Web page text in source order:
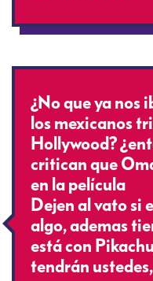
¿No que ya nos
los mexicanos
Hollywood?
critican que
en la película
Dejen al vato si
algo, ademas
está con
tendrán